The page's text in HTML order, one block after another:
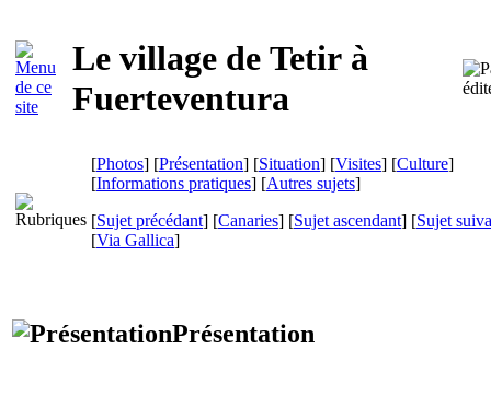
Le village de Tetir à
Fuerteventura
[Photos] [Présentation] [Situation] [Visites] [Culture]
[Informations pratiques] [Autres sujets]
[Sujet précédant] [Canaries] [Sujet ascendant] [Sujet
[Via Gallica]
Présentation